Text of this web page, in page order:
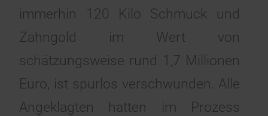
immerhin 120 Kilo Schmuck und
Zahngold im Wert von
schätzungsweise rund 1,7 Millionen
Euro, ist spurlos verschwunden. Alle
Angeklagten hatten im Prozess